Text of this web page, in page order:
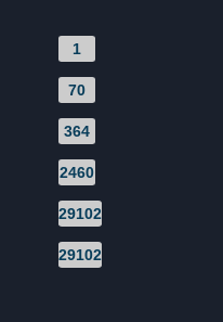
1
70
364
2460
29102
29102